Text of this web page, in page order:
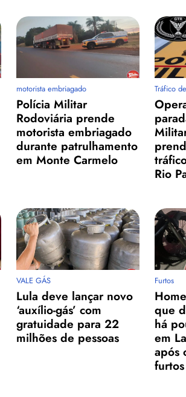
motorista embriagado
Polícia Militar
Rodoviária prende
motorista embriagado
durante patrulhamento
em Monte Carmelo
Tráfico
Rio
VALE GÁS
Lula deve lançar novo
‘auxílio-gás’ com
gratuidade para 22
milhões de pessoas
Furtos
que
há
em
após